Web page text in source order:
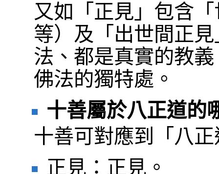
又如「正見」包含
等）及「出世間正
法、都是真實的教
佛法的獨特處。
十善屬於八正道的
十善可對應到「八
正見：正見。